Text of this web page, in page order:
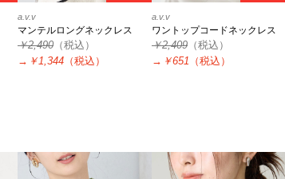
a.v.v
マンテルロングネックレス
￥2,490 （税込）
→ ￥1,344 （税込）
a.v.v
ワントップコードネックレス
￥2,409 （税込）
→ ￥651 （税込）